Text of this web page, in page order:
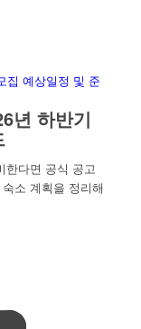
년 하반기
한다면 공식 공고
소 계획을 정리해